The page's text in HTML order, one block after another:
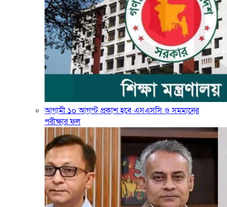
আগামী ১০ আগস্ট প্রকাশ হবে এসএসসি ও সমমানের
পরীক্ষার ফল